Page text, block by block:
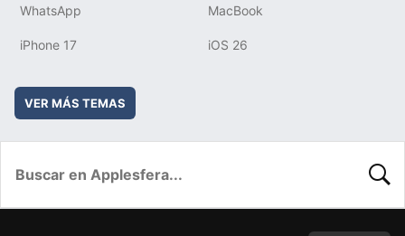
WhatsApp MacBook
iPhone 17 iOS 26
VER MÁS TEMAS